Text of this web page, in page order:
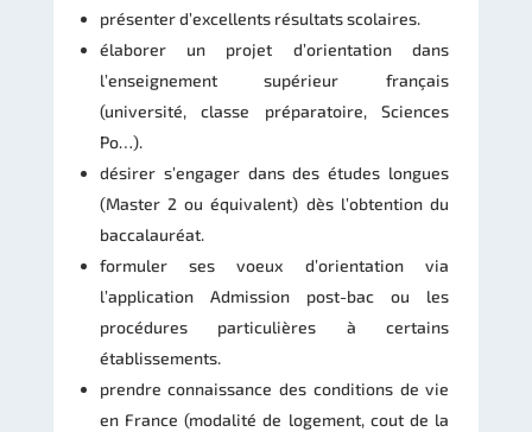
présenter d’excellents résultats scolaires.
élaborer un projet d’orientation dans
l’enseignement supérieur français
(université, classe préparatoire, Sciences
Po…).
désirer s’engager dans des études longues
(Master 2 ou équivalent) dès l’obtention du
baccalauréat.
formuler ses voeux d’orientation via
l’application Admission post-bac ou les
procédures particulières à certains
établissements.
prendre connaissance des conditions de vie
en France (modalité de logement, cout de la